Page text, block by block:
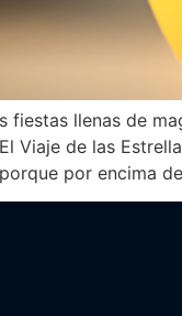
fiestas llenas de
Viaje de las
por encima